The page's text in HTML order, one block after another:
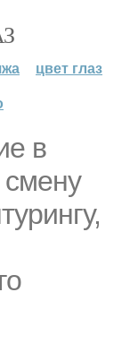
цвет глаз
в